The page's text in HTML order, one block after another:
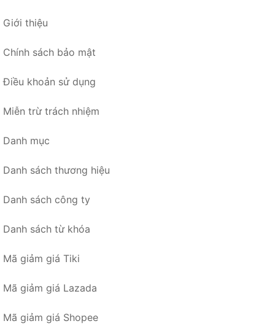
Giới thiệu
Chính sách bảo mật
Điều khoản sử dụng
Miễn trừ trách nhiệm
Danh mục
Danh sách thương hiệu
Danh sách công ty
Danh sách từ khóa
Mã giảm giá Tiki
Mã giảm giá Lazada
Mã giảm giá Shopee